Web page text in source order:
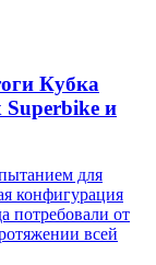
Кубка
Superbike и
для
конфигурация
потребовали от
всей